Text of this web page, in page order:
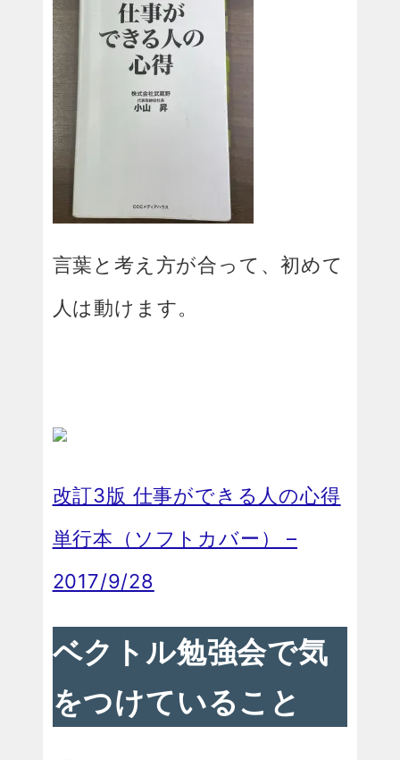
言葉と考え方が合って、初めて
人は動けます。
改訂3版 仕事ができる人の心得
単行本（ソフトカバー） –
2017/9/28
ベクトル勉強会で気
をつけていること